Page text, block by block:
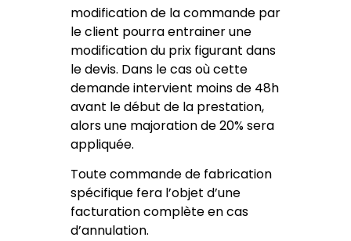
modification de la commande par
le client pourra entrainer une
modification du prix figurant dans
le devis. Dans le cas où cette
demande intervient moins de 48h
avant le début de la prestation,
alors une majoration de 20% sera
appliquée.
Toute commande de fabrication
spécifique fera l’objet d’une
facturation complète en cas
d’annulation.